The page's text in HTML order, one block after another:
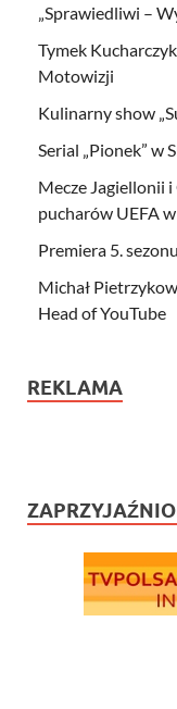
„Sprawiedliwi –
Tymek
Motowizji
Kulinarny show
Serial „Pionek” w
Mecze Jagiellonii
pucharów UEFA
Premiera 5.
Michał
Head of YouTube
REKLAMA